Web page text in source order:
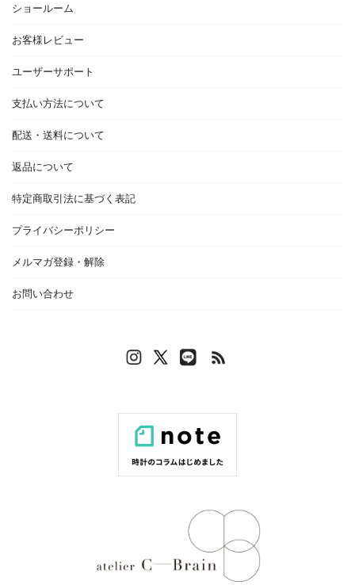
ショールーム
お客様レビュー
ユーザーサポート
支払い方法について
配送・送料について
返品について
特定商取引法に基づく表記
プライバシーポリシー
メルマガ登録・解除
お問い合わせ